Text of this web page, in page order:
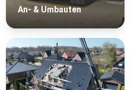
An- & Umbauten